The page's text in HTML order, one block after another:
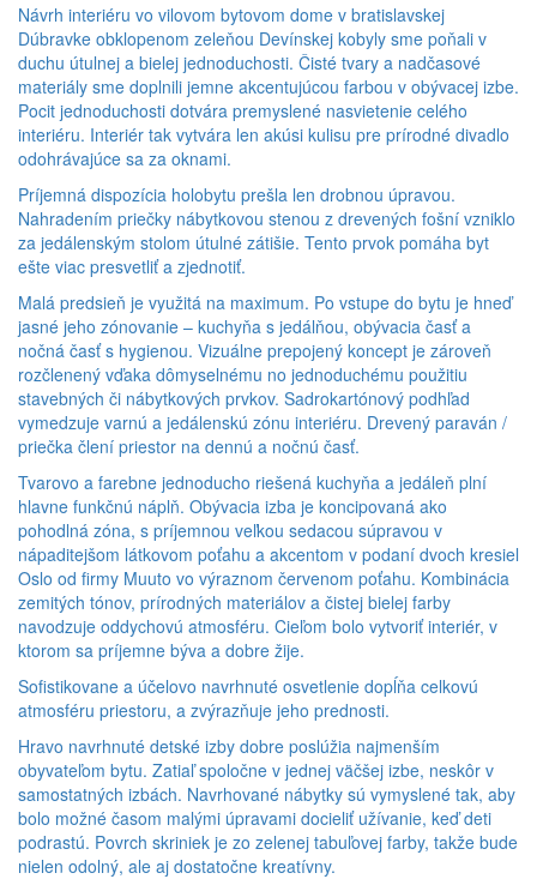
Návrh interiéru vo vilovom bytovom dome v bratislavskej
Dúbravke obklopenom zeleňou Devínskej kobyly sme poňali v
duchu útulnej a bielej jednoduchosti. Čisté tvary a nadčasové
materiály sme doplnili jemne akcentujúcou farbou v obývacej izbe.
Pocit jednoduchosti dotvára premyslené nasvietenie celého
interiéru. Interiér tak vytvára len akúsi kulisu pre prírodné divadlo
odohrávajúce sa za oknami.
Príjemná dispozícia holobytu prešla len drobnou úpravou.
Nahradením priečky nábytkovou stenou z drevených fošní vzniklo
za jedálenským stolom útulné zátišie. Tento prvok pomáha byt
ešte viac presvetliť a zjednotiť.
Malá predsieň je využitá na maximum. Po vstupe do bytu je hneď
jasné jeho zónovanie – kuchyňa s jedálňou, obývacia časť a
nočná časť s hygienou. Vizuálne prepojený koncept je zároveň
rozčlenený vďaka dômyselnému no jednoduchému použitiu
stavebných či nábytkových prvkov. Sadrokartónový podhľad
vymedzuje varnú a jedálenskú zónu interiéru. Drevený paraván /
priečka člení priestor na dennú a nočnú časť.
Tvarovo a farebne jednoducho riešená kuchyňa a jedáleň plní
hlavne funkčnú náplň. Obývacia izba je koncipovaná ako
pohodlná zóna, s príjemnou veľkou sedacou súpravou v
nápaditejšom látkovom poťahu a akcentom v podaní dvoch kresiel
Oslo od firmy Muuto vo výraznom červenom poťahu. Kombinácia
zemitých tónov, prírodných materiálov a čistej bielej farby
navodzuje oddychovú atmosféru. Cieľom bolo vytvoriť interiér, v
ktorom sa príjemne býva a dobre žije.
Sofistikovane a účelovo navrhnuté osvetlenie dopĺňa celkovú
atmosféru priestoru, a zvýrazňuje jeho prednosti.
Hravo navrhnuté detské izby dobre poslúžia najmenším
obyvateľom bytu. Zatiaľ spoločne v jednej väčšej izbe, neskôr v
samostatných izbách. Navrhované nábytky sú vymyslené tak, aby
bolo možné časom malými úpravami docieliť užívanie, keď deti
podrastú. Povrch skriniek je zo zelenej tabuľovej farby, takže bude
nielen odolný, ale aj dostatočne kreatívny.